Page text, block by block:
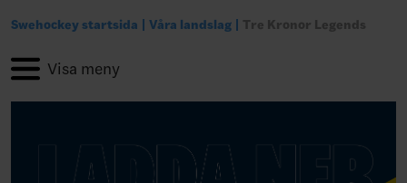
Swehockey startsida Våra landslag Tre Kronor Legends